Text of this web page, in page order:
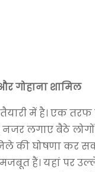
गोहाना शामिल
में है। एक
लगाए बैठे
की घोषणा कर
मजबूत हैं। यहां पर